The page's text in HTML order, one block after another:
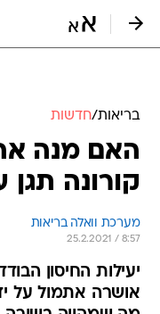
בריאות/חדשות
האם מנה
קורונה תגן
מערכת וואלה בריאות
25.2.2021 / 8:57
יעילות החיסון
אושרה אתמול על